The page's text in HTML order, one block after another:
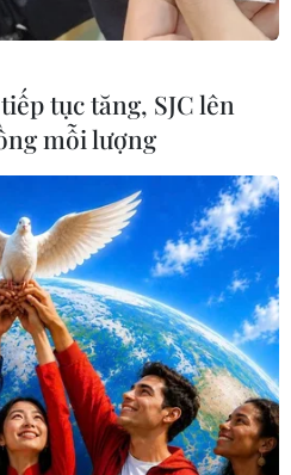
như một thiên thần nhỏ, kể
một căn bệnh lạ mang
thần.
tục tăng, SJC lên
mỗi lượng